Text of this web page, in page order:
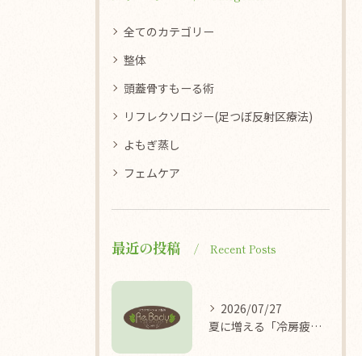
全てのカテゴリー
整体
頭蓋骨すもーる術
リフレクソロジー(足つぼ反射区療法)
よもぎ蒸し
フェムケア
最近の投稿 Recent Posts
2026/07/27
夏に増える「冷房疲れ」の原因を医学的に解説/袖ケ浦/リラクゼーション整体Re.Body